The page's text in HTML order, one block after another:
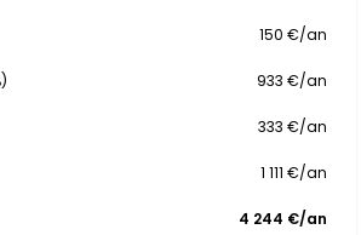
150 €/an
933 €/an
333 €/an
1 111 €/an
4 244 €/an